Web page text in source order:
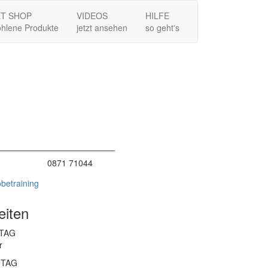
SHOP
Produkte
VIDEOS
jetzt ansehen
HILFE
so geht's
0871 71044